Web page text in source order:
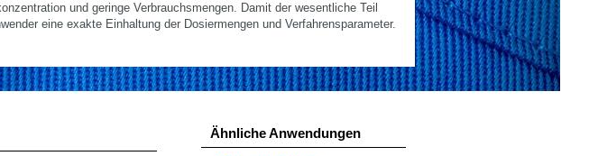
und geringe Verbrauchsmengen. Damit der wesentliche Teil
eine exakte Einhaltung der Dosiermengen und Verfahrensparameter.
Ähnliche Anwendungen